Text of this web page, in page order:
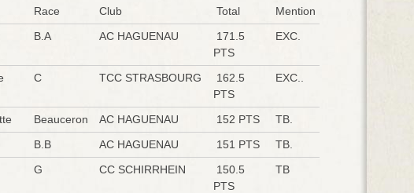
Race Club Total
Mention
B.A AC HAGUENAU
171.5
PTS
EXC.
C TCC STRASBOURG
162.5
PTS
EXC..
Beauceron AC HAGUENAU 152 PTS
TB.
B.B AC HAGUENAU 151 PTS
TB.
G CC SCHIRRHEIN
150.5
PTS
TB